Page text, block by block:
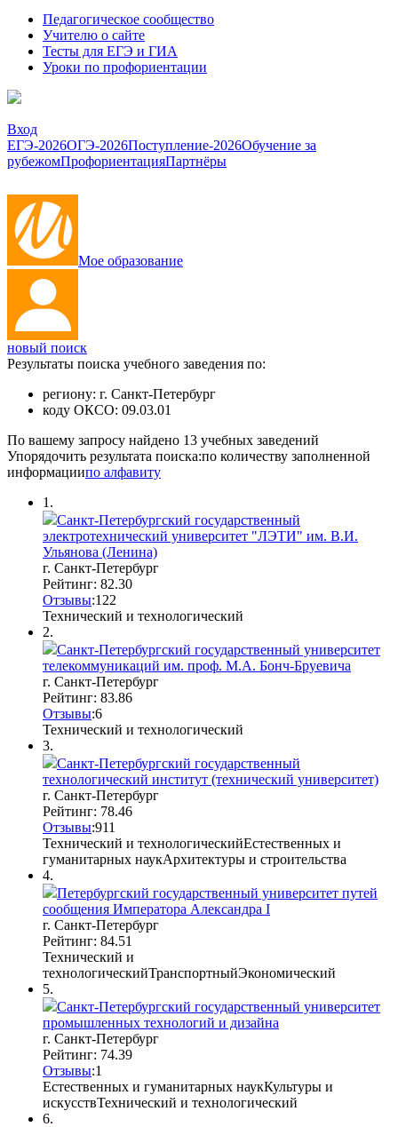
Педагогическое сообщество
Учителю о сайте
Тесты для ЕГЭ и ГИА
Уроки по профориентации
Вход
ЕГЭ-2026ОГЭ-2026Поступление-2026Обучение за
рубежомПрофориентацияПартнёры
Мое образование
новый поиск
Результаты поиска учебного заведения по:
региону: г. Санкт-Петербург
коду ОКСО: 09.03.01
По вашему запросу найдено 13 учебных заведений
Упорядочить результата поиска:по количеству заполненной
информациипо алфавиту
1.
Санкт-Петербургский государственный
электротехнический университет "ЛЭТИ" им. В.И.
Ульянова (Ленина)
г. Санкт-Петербург
Рейтинг: 82.30
Отзывы:1 22
Технический и технологический
2.
Санкт-Петербургский государственный университет
телекоммуникаций им. проф. М.А. Бонч-Бруевича
г. Санкт-Петербург
Рейтинг: 83.86
Отзывы:6
Технический и технологический
3.
Санкт-Петербургский государственный
технологический институт (технический университет)
г. Санкт-Петербург
Рейтинг: 78.46
Отзывы:911
Технический и технологическийЕстественных и
гуманитарных наукАрхитектуры и строительства
4.
Петербургский государственный университет путей
сообщения Императора Александра I
г. Санкт-Петербург
Рейтинг: 84.51
Технический и
технологическийТранспортныйЭкономический
5.
Санкт-Петербургский государственный университет
промышленных технологий и дизайна
г. Санкт-Петербург
Рейтинг: 74.39
Отзывы:1
Естественных и гуманитарных наукКультуры и
искусствТехнический и технологический
6.